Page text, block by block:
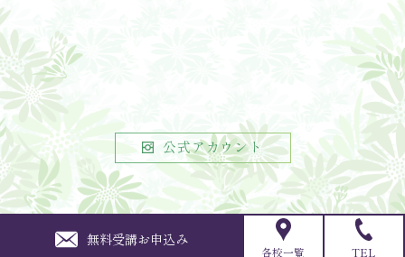
公式アカウント
無料受講お申込み
各校一覧 TEL
PAGE TOP
きもの着付け教室【彩きもの学院】SAI KIMONO-